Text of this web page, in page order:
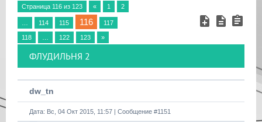
Страница 116 из 123 « 1 2
114 115 116 117
118 122 123 »
ФЛУДИЛЬНЯ 2
dw_tn
Дата: Вс, 04 Окт 2015, 11:57 | Сообщение #1151